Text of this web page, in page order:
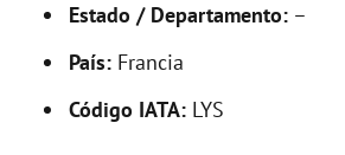
Estado / Departamento: –
País: Francia
Código IATA: LYS